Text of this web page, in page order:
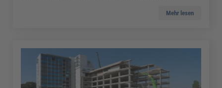
Mehr lesen